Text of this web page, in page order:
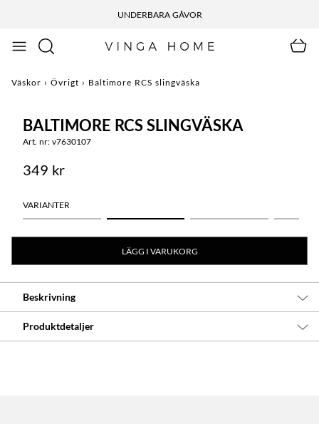
UNDERBARA GÅVOR
Väskor › Övrigt › Baltimore RCS slingväska
BALTIMORE RCS SLINGVÄSKA
Art. nr: v7630107
349 kr
VARIANTER
LÄGG I VARUKORG
Beskrivning
Produktdetaljer